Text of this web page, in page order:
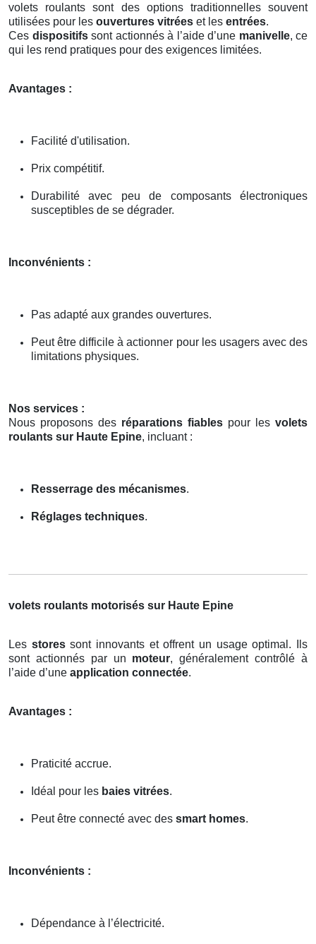
volets roulants sont des options traditionnelles souvent
utilisées pour les ouvertures vitrées et les entrées.
Ces dispositifssont actionnés à l’aide d’une manivelle, ce
qui les rend pratiques pour des exigences limitées.
Avantages :
Facilité d'utilisation.
Prix compétitif.
Durabilité avec peu de composants électroniques
susceptibles de se dégrader.
Inconvénients :
Pas adapté aux grandes ouvertures.
Peut être difficile à actionner pour les usagers avec des
limitations physiques.
Nos services :
Nous proposons des réparations fiables pour les volets
roulants sur Haute Epine, incluant :
Resserrage des mécanismes.
Réglages techniques.
volets roulants motorisés sur Haute Epine
Les storessont innovants et offrent un usage optimal. Ils
sont actionnés par un moteur, généralement contrôlé à
l’aide d’une application connectée.
Avantages :
Praticité accrue.
Idéal pour les baies vitrées.
Peut être connecté avec des smart homes.
Inconvénients :
Dépendance à l’électricité.